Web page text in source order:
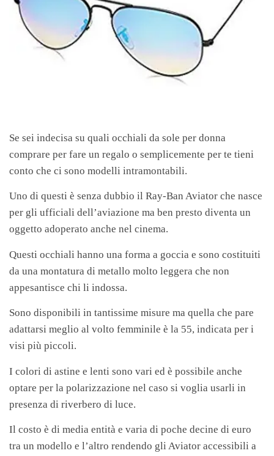
Se sei indecisa su quali occhiali da sole per donna
comprare per fare un regalo o semplicemente per te tieni
conto che ci sono modelli intramontabili.
Uno di questi è senza dubbio il Ray-Ban Aviator che nasce
per gli ufficiali dell’aviazione ma ben presto diventa un
oggetto adoperato anche nel cinema.
Questi occhiali hanno una forma a goccia e sono costituiti
da una montatura di metallo molto leggera che non
appesantisce chi li indossa.
Sono disponibili in tantissime misure ma quella che pare
adattarsi meglio al volto femminile è la 55, indicata per i
visi più piccoli.
I colori di astine e lenti sono vari ed è possibile anche
optare per la polarizzazione nel caso si voglia usarli in
presenza di riverbero di luce.
Il costo è di media entità e varia di poche decine di euro
tra un modello e l’altro rendendo gli Aviator accessibili a